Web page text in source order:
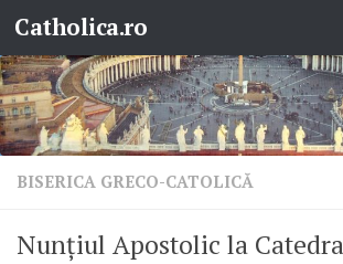
Skip to content
Catholica.ro
BISERICA GRECO-CATOLICĂ
Nunţiul Apostolic la